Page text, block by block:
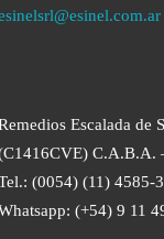
Escalada de
C.A.B.A.
(0054) (11) 4585-
(+54) 9 11